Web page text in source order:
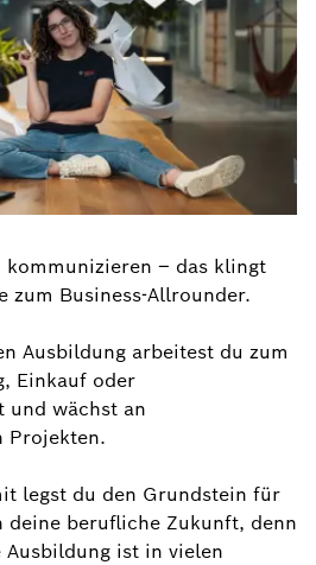
kommunizieren – das klingt
zum Business-Allrounder.
Ausbildung arbeitest du zum
Einkauf oder
und wächst an
Projekten.
legst du den Grundstein für
deine berufliche Zukunft, denn
ist in vielen